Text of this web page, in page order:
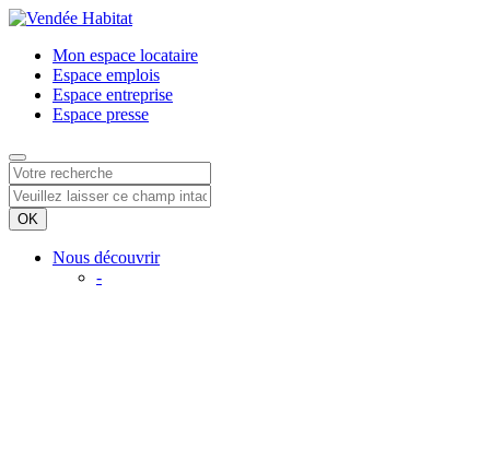
Mon espace locataire
Espace emplois
Espace entreprise
Espace presse
Nous découvrir
-